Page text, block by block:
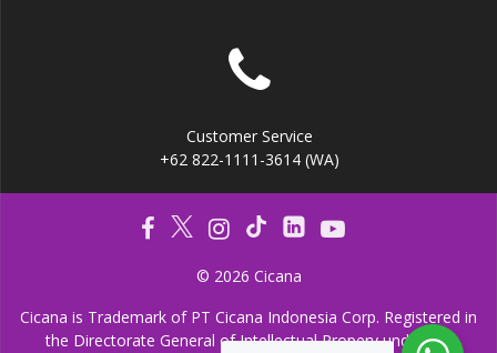
Customer Service
+62 822-1111-3614 (WA)
© 2026 Cicana
Cicana is Trademark of PT Cicana Indonesia Corp. Registered in
the Directorate General of Intellectual Propery under the